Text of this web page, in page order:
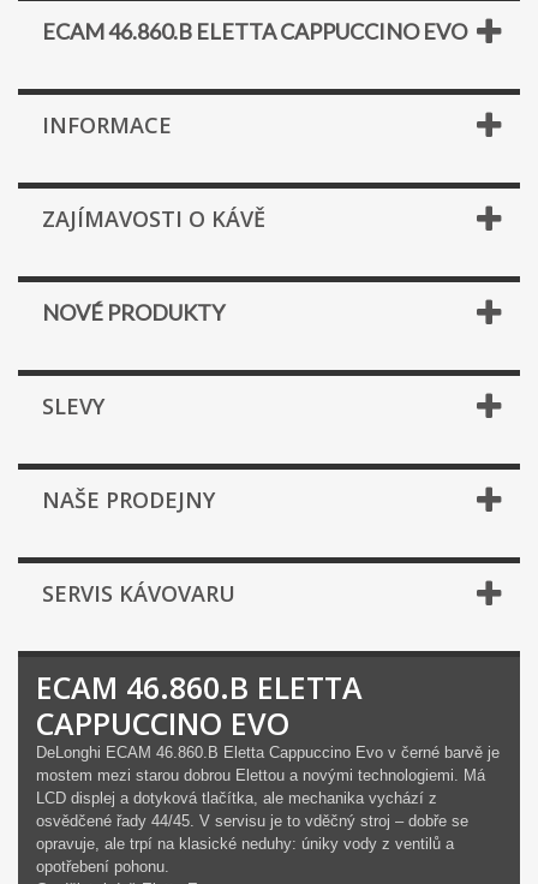
ECAM 46.860.B ELETTA CAPPUCCINO EVO
INFORMACE
ZAJÍMAVOSTI O KÁVĚ
NOVÉ PRODUKTY
SLEVY
NAŠE PRODEJNY
SERVIS KÁVOVARU
ECAM 46.860.B ELETTA
CAPPUCCINO EVO
DeLonghi ECAM 46.860.B Eletta Cappuccino Evo v černé barvě je
mostem mezi starou dobrou Elettou a novými technologiemi. Má
LCD displej a dotyková tlačítka, ale mechanika vychází z
osvědčené řady 44/45. V servisu je to vděčný stroj – dobře se
opravuje, ale trpí na klasické neduhy: úniky vody z ventilů a
opotřebení pohonu.